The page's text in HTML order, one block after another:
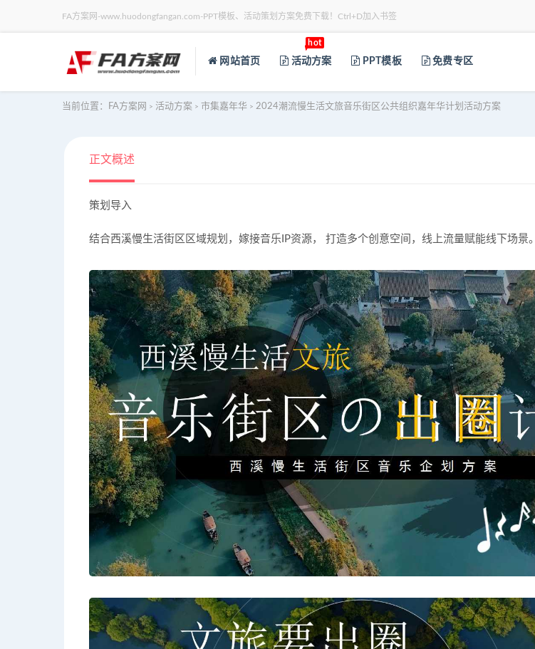
FA方案网-www.huodongfangan.com-PPT模板、活动策划方案免费下载！Ctrl+D加入书签
网站首页 活动方案
hot
PPT模板 免费专区
当前位置： FA方案网 > 活动方案 > 市集嘉年华 > 2024潮流慢生活文旅音乐街区公共组织嘉年华计划活动方案
正文概述
策划导入
结合西溪慢生活街区区域规划，嫁接音乐IP资源， 打造多个创意空间，线上流量赋能线下场景。